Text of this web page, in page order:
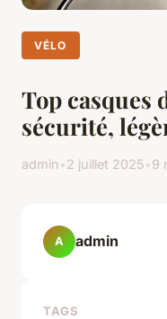
VÉLO
Top casques
sécurité,
admin•2 juillet 2025•9
A admin
TAGS